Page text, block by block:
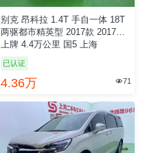
别克 昂科拉 1.4T 手自一体 18T
两驱都市精英型 2017款 2017年
上牌 4.4万公里 国5 上海
已认证
4.36万 71